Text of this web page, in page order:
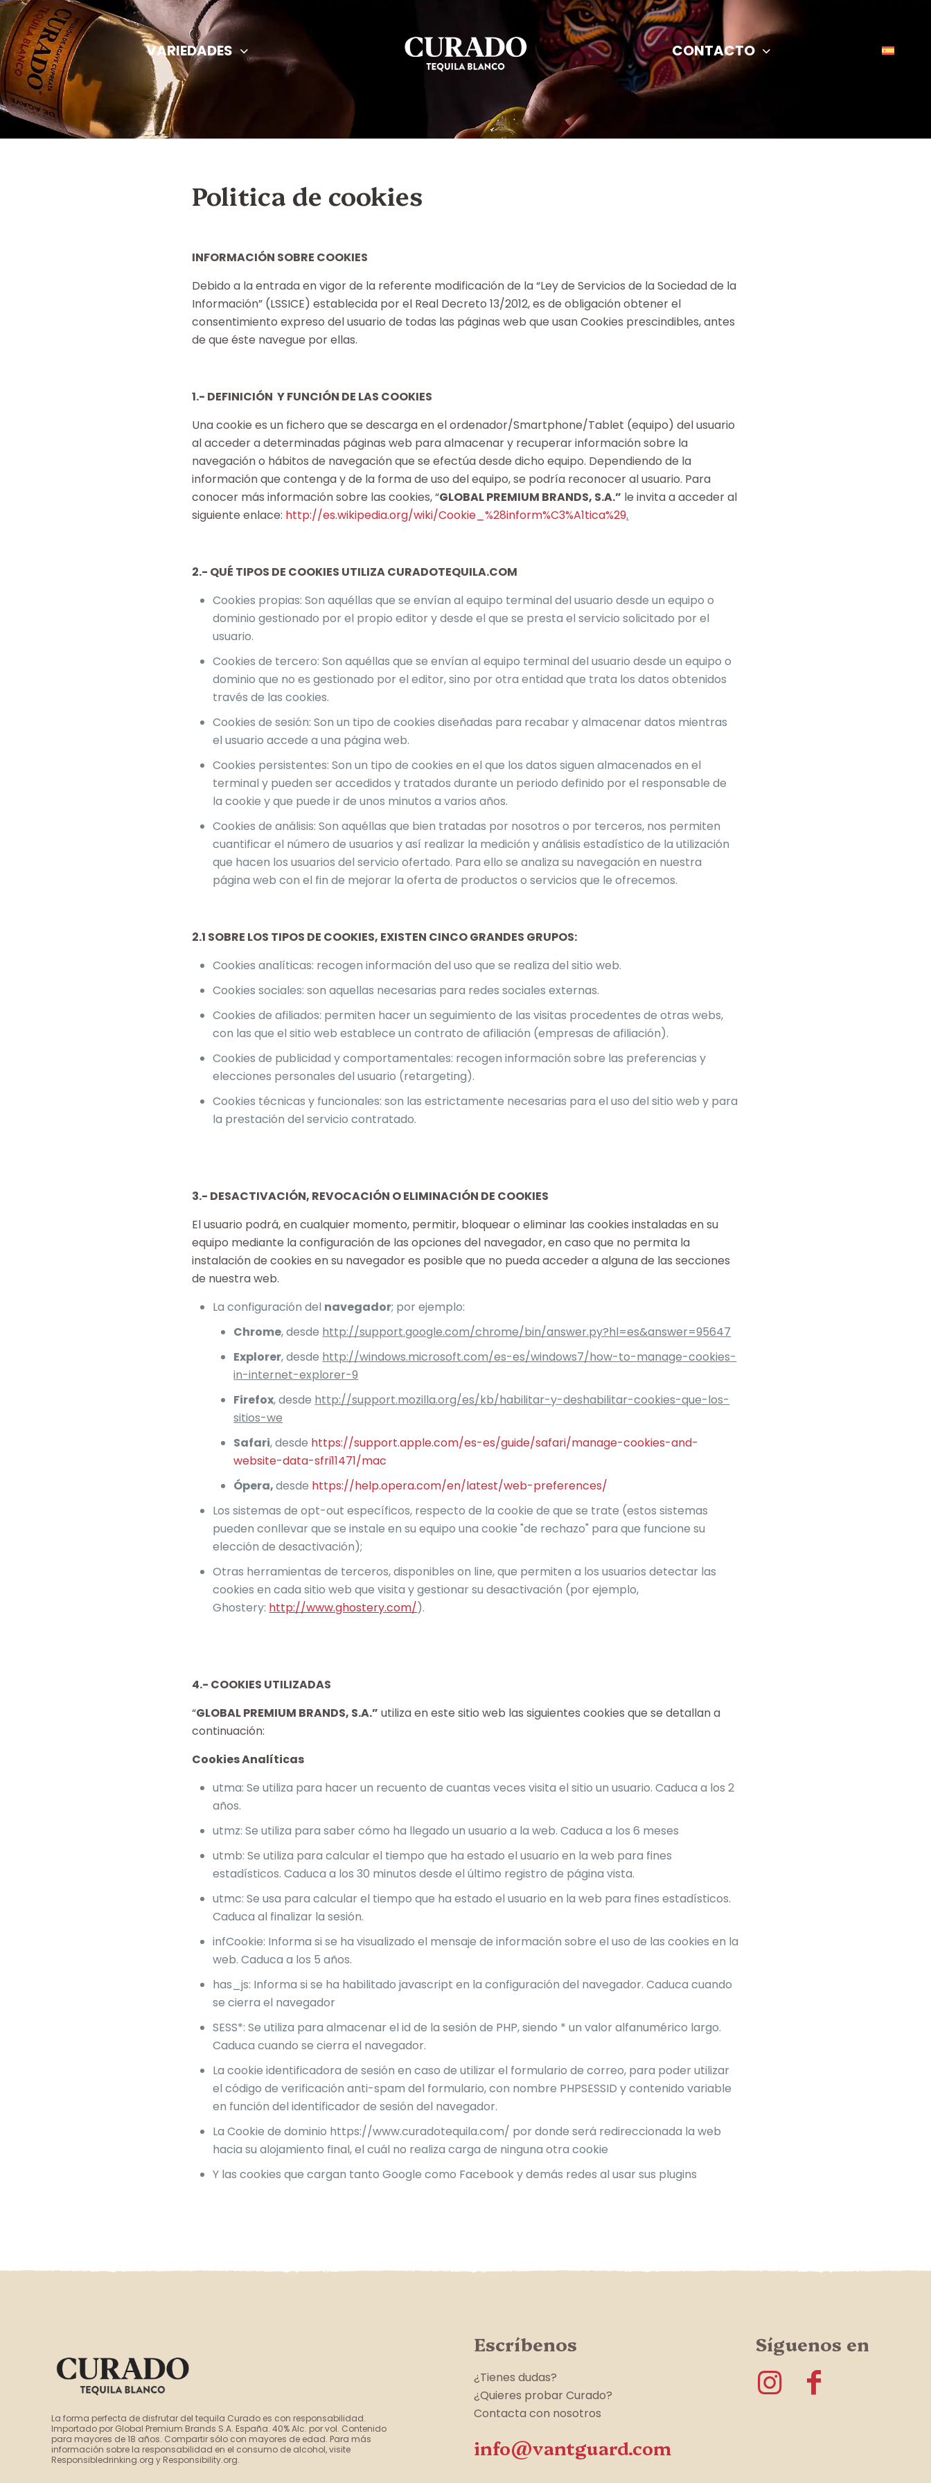
VARIEDADES CONTACTO
Politica de cookies
INFORMACIÓN SOBRE COOKIES
Debido a la entrada en vigor de la referente modificación de la “Ley de Servicios de la Sociedad de la
Información” (LSSICE) establecida por el Real Decreto 13/2012, es de obligación obtener el
consentimiento expreso del usuario de todas las páginas web que usan Cookies prescindibles, antes
de que éste navegue por ellas.
1.- DEFINICIÓN Y FUNCIÓN DE LAS COOKIES
Una cookie es un fichero que se descarga en el ordenador/Smartphone/Tablet (equipo) del usuario
al acceder a determinadas páginas web para almacenar y recuperar información sobre la
navegación o hábitos de navegación que se efectúa desde dicho equipo. Dependiendo de la
información que contenga y de la forma de uso del equipo, se podría reconocer al usuario. Para
conocer más información sobre las cookies, “GLOBAL PREMIUM BRANDS, S.A.” le invita a acceder al
siguiente enlace: http://es.wikipedia.org/wiki/Cookie_%28inform%C3%A1tica%29.
2.- QUÉ TIPOS DE COOKIES UTILIZA CURADOTEQUILA.COM
Cookies propias: Son aquéllas que se envían al equipo terminal del usuario desde un equipo o
dominio gestionado por el propio editor y desde el que se presta el servicio solicitado por el
usuario.
Cookies de tercero: Son aquéllas que se envían al equipo terminal del usuario desde un equipo o
dominio que no es gestionado por el editor, sino por otra entidad que trata los datos obtenidos
través de las cookies.
Cookies de sesión: Son un tipo de cookies diseñadas para recabar y almacenar datos mientras
el usuario accede a una página web.
Cookies persistentes: Son un tipo de cookies en el que los datos siguen almacenados en el
terminal y pueden ser accedidos y tratados durante un periodo definido por el responsable de
la cookie y que puede ir de unos minutos a varios años.
Cookies de análisis: Son aquéllas que bien tratadas por nosotros o por terceros, nos permiten
cuantificar el número de usuarios y así realizar la medición y análisis estadístico de la utilización
que hacen los usuarios del servicio ofertado. Para ello se analiza su navegación en nuestra
página web con el fin de mejorar la oferta de productos o servicios que le ofrecemos.
2.1 SOBRE LOS TIPOS DE COOKIES, EXISTEN CINCO GRANDES GRUPOS:
Cookies analíticas: recogen información del uso que se realiza del sitio web.
Cookies sociales: son aquellas necesarias para redes sociales externas.
Cookies de afiliados: permiten hacer un seguimiento de las visitas procedentes de otras webs,
con las que el sitio web establece un contrato de afiliación (empresas de afiliación).
Cookies de publicidad y comportamentales: recogen información sobre las preferencias y
elecciones personales del usuario (retargeting).
Cookies técnicas y funcionales: son las estrictamente necesarias para el uso del sitio web y para
la prestación del servicio contratado.
3.- DESACTIVACIÓN, REVOCACIÓN O ELIMINACIÓN DE COOKIES
El usuario podrá, en cualquier momento, permitir, bloquear o eliminar las cookies instaladas en su
equipo mediante la configuración de las opciones del navegador, en caso que no permita la
instalación de cookies en su navegador es posible que no pueda acceder a alguna de las secciones
de nuestra web.
La configuración del navegador; por ejemplo:
Chrome, desde http://support.google.com/chrome/bin/answer.py?hl=es&answer=95647
Explorer, desde http://windows.microsoft.com/es-es/windows7/how-to-manage-cookies-
in-internet-explorer-9
Firefox, desde http://support.mozilla.org/es/kb/habilitar-y-deshabilitar-cookies-que-los-
sitios-we
Safari, desde https://support.apple.com/es-es/guide/safari/manage-cookies-and-
website-data-sfri11471/mac
Ópera,desde https://help.opera.com/en/latest/web-preferences/
Los sistemas de opt-out específicos, respecto de la cookie de que se trate (estos sistemas
pueden conllevar que se instale en su equipo una cookie "de rechazo" para que funcione su
elección de desactivación);
Otras herramientas de terceros, disponibles on line, que permiten a los usuarios detectar las
cookies en cada sitio web que visita y gestionar su desactivación (por ejemplo,
Ghostery: http://www.ghostery.com/).
4.- COOKIES UTILIZADAS
“GLOBAL PREMIUM BRANDS, S.A.” utiliza en este sitio web las siguientes cookies que se detallan a
continuación:
Cookies Analíticas
utma: Se utiliza para hacer un recuento de cuantas veces visita el sitio un usuario. Caduca a los 2
años.
utmz: Se utiliza para saber cómo ha llegado un usuario a la web. Caduca a los 6 meses
utmb: Se utiliza para calcular el tiempo que ha estado el usuario en la web para fines
estadísticos. Caduca a los 30 minutos desde el último registro de página vista.
utmc: Se usa para calcular el tiempo que ha estado el usuario en la web para fines estadísticos.
Caduca al finalizar la sesión.
infCookie: Informa si se ha visualizado el mensaje de información sobre el uso de las cookies en la
web. Caduca a los 5 años.
has_js: Informa si se ha habilitado javascript en la configuración del navegador. Caduca cuando
se cierra el navegador
SESS*: Se utiliza para almacenar el id de la sesión de PHP, siendo * un valor alfanumérico largo.
Caduca cuando se cierra el navegador.
La cookie identificadora de sesión en caso de utilizar el formulario de correo, para poder utilizar
el código de verificación anti-spam del formulario, con nombre PHPSESSID y contenido variable
en función del identificador de sesión del navegador.
La Cookie de dominio https://www.curadotequila.com/ por donde será redireccionada la web
hacia su alojamiento final, el cuál no realiza carga de ninguna otra cookie
Y las cookies que cargan tanto Google como Facebook y demás redes al usar sus plugins
La forma perfecta de disfrutar del tequila Curado es con responsabilidad.
Importado por Global Premium Brands S.A. España. 40% Alc. por vol. Contenido
para mayores de 18 años. Compartir sólo con mayores de edad. Para más
información sobre la responsabilidad en el consumo de alcohol, visite
Responsibledrinking.org y Responsibility.org.
Escríbenos
¿Tienes dudas?
¿Quieres probar Curado?
Contacta con nosotros
info@vantguard.com
Síguenos en